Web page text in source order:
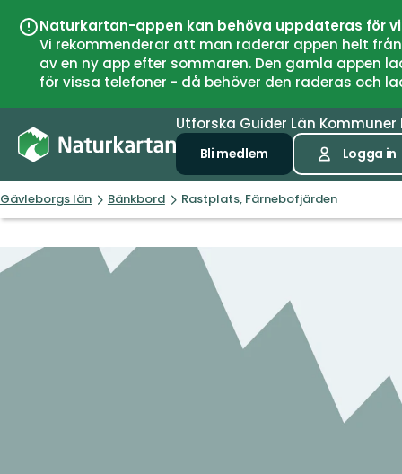
Naturkartan-appen kan behöva uppdateras för
Vi rekommenderar att man raderar appen helt
av en ny app efter sommaren. Den gamla
för vissa telefoner - då behöver den raderas och
Utforska Guider Län Kommuner
Bli medlem Logga in
Gävleborgs län Bänkbord Rastplats, Färnebofjärden